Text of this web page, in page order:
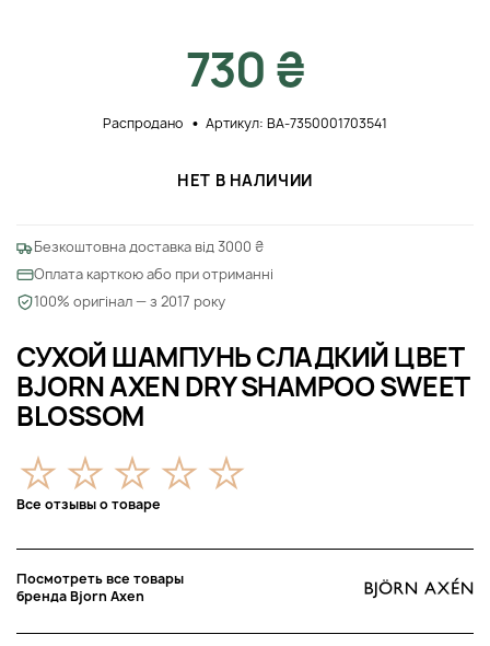
СУХОЙ ШАМПУНЬ СЛАДКИЙ ЦВЕТ
BJORN AXEN DRY SHAMPOO SWEET
BLOSSOM
Все отзывы о товаре
Посмотреть все товары
бренда Bjorn Axen
730 ₴
Распродано Артикул: BA-7350001703541
НЕТ В НАЛИЧИИ
Безкоштовна доставка від 3000 ₴
Оплата карткою або при отриманні
100% оригінал — з 2017 року